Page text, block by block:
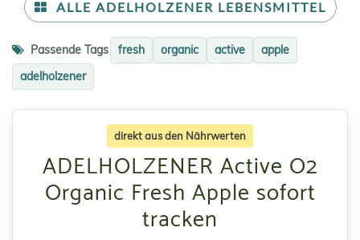
ALLE ADELHOLZENER LEBENSMITTEL
Passende Tags fresh organic active
apple
adelholzener
direkt aus den Nährwerten
ADELHOLZENER Active O2
Organic Fresh Apple sofort
tracken